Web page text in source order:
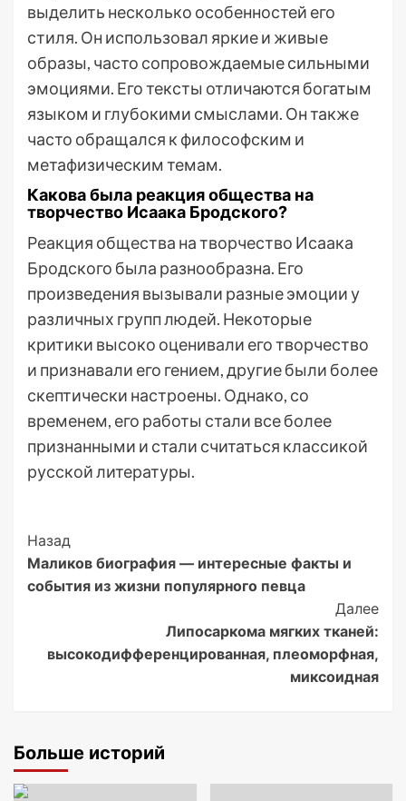
выделить несколько особенностей его
стиля. Он использовал яркие и живые
образы, часто сопровождаемые сильными
эмоциями. Его тексты отличаются богатым
языком и глубокими смыслами. Он также
часто обращался к философским и
метафизическим темам.
Какова была реакция общества на
творчество Исаака Бродского?
Реакция общества на творчество Исаака
Бродского была разнообразна. Его
произведения вызывали разные эмоции у
различных групп людей. Некоторые
критики высоко оценивали его творчество
и признавали его гением, другие были более
скептически настроены. Однако, со
временем, его работы стали все более
признанными и стали считаться классикой
русской литературы.
Post
Navigation
Назад
Маликов биография — интересные факты и
события из жизни популярного певца
Далее
Липосаркома мягких тканей:
высокодифференцированная, плеоморфная,
миксоидная
Больше историй